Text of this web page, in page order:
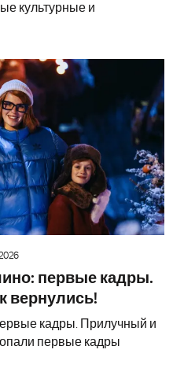
культурные и
первые кадры.
вернулись!
кадры. Прилучный и
первые кадры